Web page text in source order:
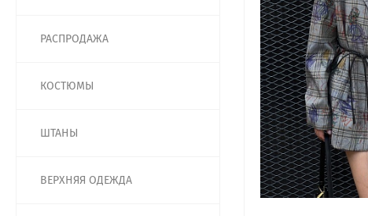
РАСПРОДАЖА
КОСТЮМЫ
ШТАНЫ
ВЕРХНЯЯ ОДЕЖДА